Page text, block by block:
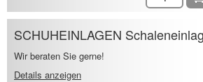
SCHUHEINLAGEN
Wir beraten Sie gerne!
Details anzeigen